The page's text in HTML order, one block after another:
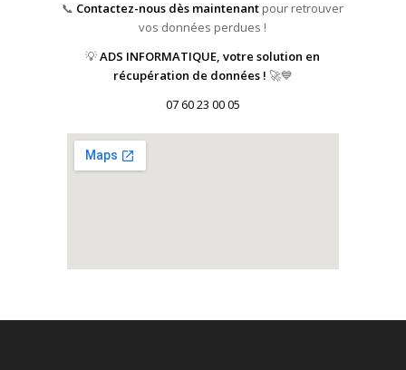
📞 Contactez-nous dès maintenant pour retrouver
vos données perdues !
💡ADS INFORMATIQUE, votre solution en
récupération de données ! 🚀💙
07 60 23 00 05